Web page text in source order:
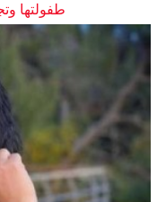
طفولتها